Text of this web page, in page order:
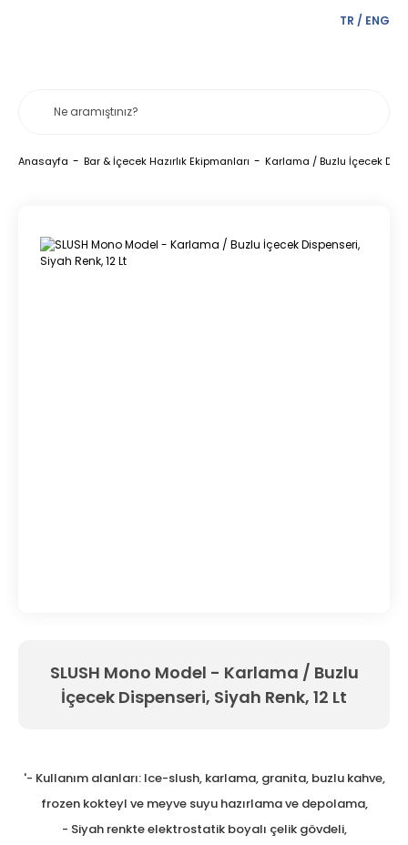
TR / ENG
Anasayfa Bar & İçecek Hazırlık Ekipmanları Karlama / Buzlu İçecek
SLUSH Mono Model - Karlama / Buzlu
İçecek Dispenseri, Siyah Renk, 12 Lt
'- Kullanım alanları: Ice-slush, karlama, granita, buzlu kahve,
frozen kokteyl ve meyve suyu hazırlama ve depolama,
- Siyah renkte elektrostatik boyalı çelik gövdeli,